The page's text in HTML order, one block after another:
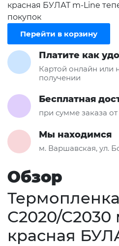
красная БУЛАТ m-Line
покупок
Перейти в корзину
Платите как
Картой онлайн или
получении
Бесплатная
при сумме заказа
Мы находимся
м. Варшавская, ул.
Обзор
C2020/C2030
красная